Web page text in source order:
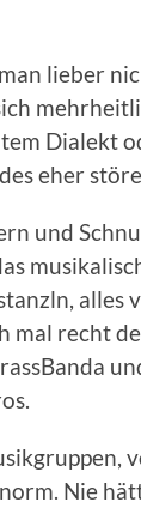
lieber
Dialekt
eher
und
alles
mal recht
Nie